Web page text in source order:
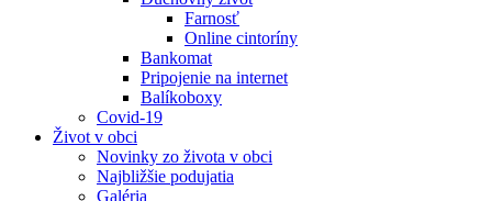
Farnosť
Online cintoríny
Bankomat
Pripojenie na internet
Balíkoboxy
Covid-19
Život v obci
Novinky zo života v obci
Najbližšie podujatia
Galéria